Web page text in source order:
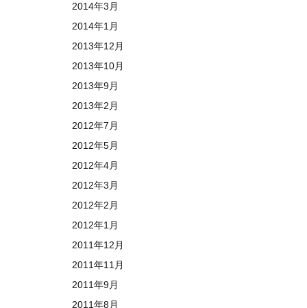
2014年3月
2014年1月
2013年12月
2013年10月
2013年9月
2013年2月
2012年7月
2012年5月
2012年4月
2012年3月
2012年2月
2012年1月
2011年12月
2011年11月
2011年9月
2011年8月